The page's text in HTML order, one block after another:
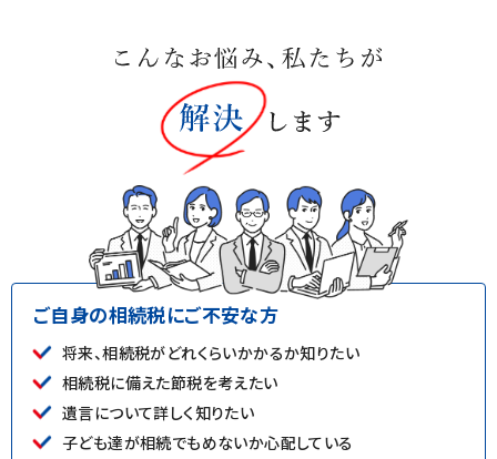
ご自身の相続税にご不安な方
将来、相続税がどれくらいかかるか知りたい
相続税に備えた節税を考えたい
遺言について詳しく知りたい
子ども達が相続でもめないか心配している